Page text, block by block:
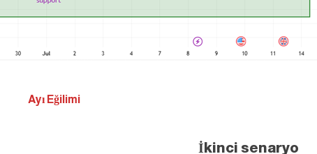
Ayı Eğilimi
İkinci senaryo